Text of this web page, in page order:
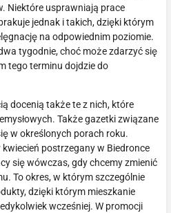
Niektóre usprawniają prace
jednak i takich, dzięki którym
na odpowiednim poziomie.
tygodnie, choć może zdarzyć się
tego terminu dojdzie do
docenią także te z nich, które
Także gazetki związane
w określonych porach roku.
kwiecień postrzegany w Biedronce
się wówczas, gdy chcemy zmienić
To okres, w którym szczególnie
dzięki którym mieszkanie
wcześniej. W promocji